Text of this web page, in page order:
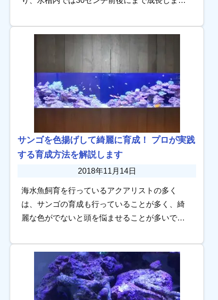
で体の模様が変わることではないでしょうか。
サンゴを色揚げして綺麗に育成！ プロが実践
する育成方法を解説します
2018年11月14日
海水魚飼育を行っているアクアリストの多く
は、サンゴの育成も行っていることが多く、綺
麗な色がでないと頭を悩ませることが多いで
照明選びを間違わなければ失敗することは少な
いです。しかし […]